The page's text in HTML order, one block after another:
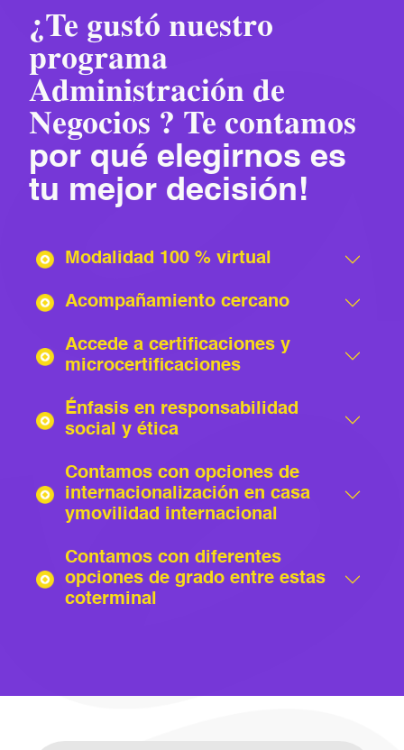
¿Te gustó nuestro
programa
Administración de
Negocios ? Te contamos
por qué elegirnos es
tu mejor decisión!
Modalidad 100 % virtual
Acompañamiento cercano
Accede a certificaciones y
microcertificaciones
Énfasis en responsabilidad
social y ética
Contamos con opciones de
internacionalización en casa
y movilidad internacional
Contamos con diferentes
opciones de grado entre estas
coterminal